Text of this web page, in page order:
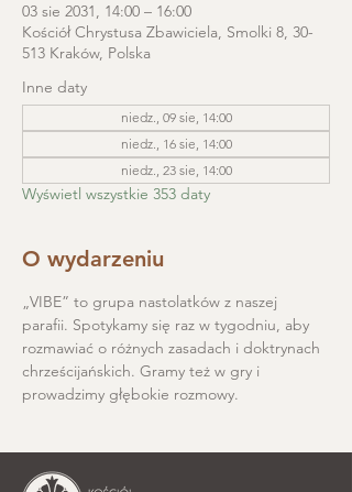
03 sie 2031, 14:00 – 16:00
Kościół Chrystusa Zbawiciela, Smolki 8, 30-
513 Kraków, Polska
Inne daty
niedz., 09 sie, 14:00
niedz., 16 sie, 14:00
niedz., 23 sie, 14:00
Wyświetl wszystkie 353 daty
O wydarzeniu
„VIBE” to grupa nastolatków z naszej
parafii. Spotykamy się raz w tygodniu, aby
rozmawiać o różnych zasadach i doktrynach
chrześcijańskich. Gramy też w gry i
prowadzimy głębokie rozmowy.